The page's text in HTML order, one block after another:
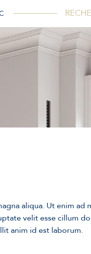
aliqua. Ut enim ad
velit esse cillum
anim id est laborum.